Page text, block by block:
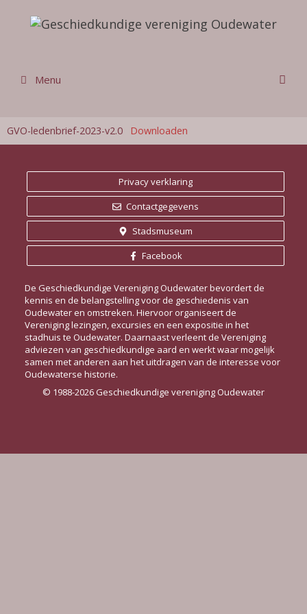
Menu
GVO-ledenbrief-2023-v2.0 Downloaden
Privacy verklaring
Contactgegevens
Stadsmuseum
Facebook
De Geschiedkundige Vereniging Oudewater bevordert de
kennis en de belangstelling voor de geschiedenis van
Oudewater en omstreken. Hiervoor organiseert de
Vereniging lezingen, excursies en een expositie in het
stadhuis te Oudewater. Daarnaast verleent de Vereniging
adviezen van geschiedkundige aard en werkt waar mogelijk
samen met anderen aan het uitdragen van de interesse voor
Oudewaterse historie.
© 1988-2026 Geschiedkundige vereniging Oudewater